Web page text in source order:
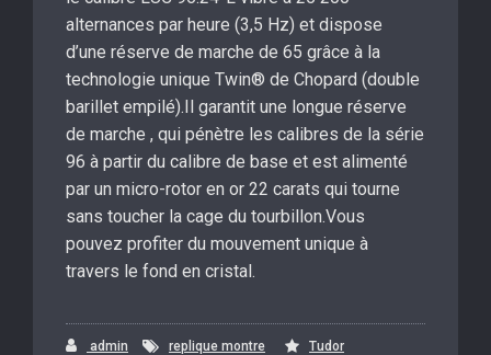
alternances par heure (3,5 Hz) et dispose
d’une réserve de marche de 65 grâce à la
technologie unique Twin® de Chopard (double
barillet empilé).Il garantit une longue réserve
de marche , qui pénètre les calibres de la série
96 à partir du calibre de base et est alimenté
par un micro-rotor en or 22 carats qui tourne
sans toucher la cage du tourbillon.Vous
pouvez profiter du mouvement unique à
travers le fond en cristal.
admin replique montre Tudor